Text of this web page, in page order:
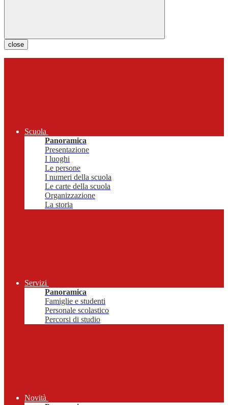
close
Scuola
Panoramica
Presentazione
I luoghi
Le persone
I numeri della scuola
Le carte della scuola
Organizzazione
La storia
Servizi
Panoramica
Famiglie e studenti
Personale scolastico
Percorsi di studio
Novità